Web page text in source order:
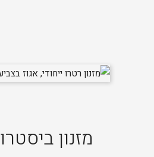
מזנון ביסטרו